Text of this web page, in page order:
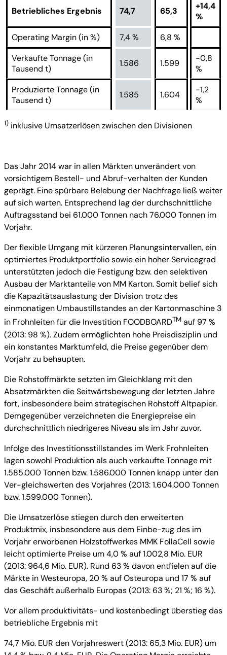
Betriebliches Ergebnis 74,7 65,3
+14,4
%
Operating Margin (in %)
7,4 %
6,8 %
Verkaufte Tonnage (in
Tausend t)
1.586 1.599
-0,8
%
Produzierte Tonnage (in
Tausend t)
1.585 1.604
-1,2
%
1) inklusive Umsatzerlösen zwischen den Divisionen
Das Jahr 2014 war in allen Märkten unverändert von
vorsichtigem Bestell- und Abruf-verhalten der Kunden
geprägt. Eine spürbare Belebung der Nachfrage ließ weiter
auf sich warten. Entsprechend lag der durchschnittliche
Auftragsstand bei 61.000 Tonnen nach 76.000 Tonnen im
Vorjahr.
Der flexible Umgang mit kürzeren Planungsintervallen, ein
optimiertes Produktportfolio sowie ein hoher Servicegrad
unterstützten jedoch die Festigung bzw. den selektiven
Ausbau der Marktanteile von MM Karton. Somit belief sich
die Kapazitätsauslastung der Division trotz des
einmonatigen Umbaustillstandes an der Kartonmaschine 3
in Frohnleiten für die Investition FOODBOARDTM auf 97 %
(2013: 98 %). Zudem ermöglichten hohe Preisdisziplin und
ein konstantes Marktumfeld, die Preise gegenüber dem
Vorjahr zu behaupten.
Die Rohstoffmärkte setzten im Gleichklang mit den
Absatzmärkten die Seitwärtsbewegung der letzten Jahre
fort, insbesondere beim strategischen Rohstoff Altpapier.
Demgegenüber verzeichneten die Energiepreise ein
durchschnittlich niedrigeres Niveau als im Jahr zuvor.
Infolge des Investitionsstillstandes im Werk Frohnleiten
lagen sowohl Produktion als auch verkaufte Tonnage mit
1.585.000 Tonnen bzw. 1.586.000 Tonnen knapp unter den
Ver-gleichswerten des Vorjahres (2013: 1.604.000 Tonnen
bzw. 1.599.000 Tonnen).
Die Umsatzerlöse stiegen durch den erweiterten
Produktmix, insbesondere aus dem Einbe-zug des im
Vorjahr erworbenen Holzstoffwerkes MMK FollaCell sowie
leicht optimierte Preise um 4,0 % auf 1.002,8 Mio. EUR
(2013: 964,6 Mio. EUR). Rund 63 % davon entfielen auf die
Märkte in Westeuropa, 20 % auf Osteuropa und 17 % auf
das Geschäft außerhalb Europas (2013: 63 %; 21 %; 16 %).
Vor allem produktivitäts- und kostenbedingt überstieg das
betriebliche Ergebnis mit
74,7 Mio. EUR den Vorjahreswert (2013: 65,3 Mio. EUR) um